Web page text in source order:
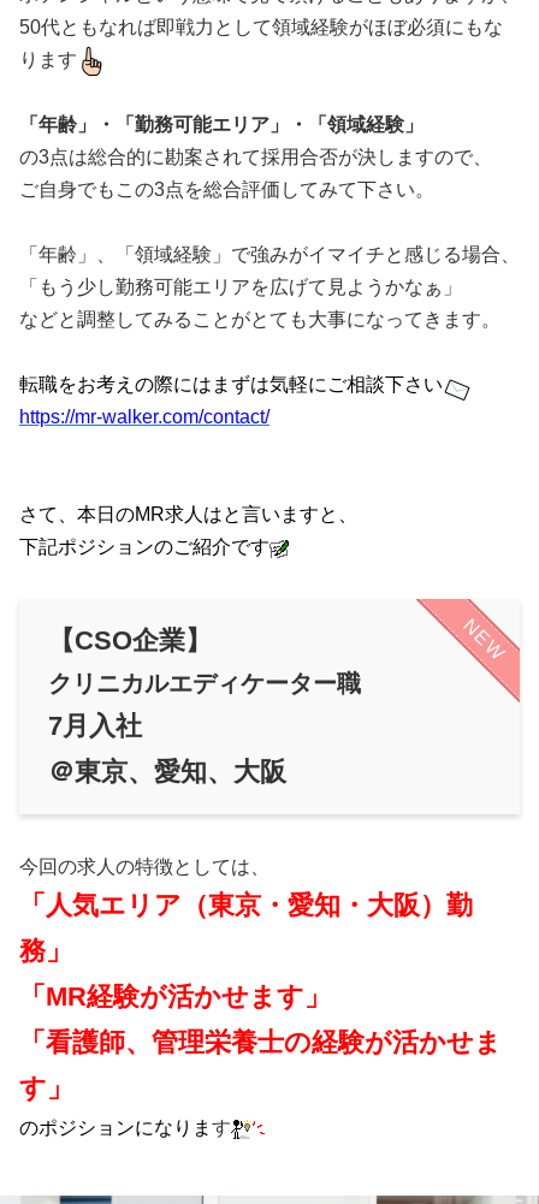
50代ともなれば即戦力として領域経験がほぼ必須にもな
ります
「年齢」・「勤務可能エリア」・「領域経験」
の3点は総合的に勘案されて採用合否が決しますので、
ご自身でもこの3点を総合評価してみて下さい。
「年齢」、「領域経験」で強みがイマイチと感じる場合、
「もう少し勤務可能エリアを広げて見ようかなぁ」
などと調整してみることがとても大事になってきます。
転職をお考えの際にはまずは気軽にご相談下さい
https://mr-walker.com/contact/
さて、本日のMR求人はと言いますと、
下記ポジションのご紹介です
NEW
【CSO企業】
クリニカルエディケーター職
7月入社
＠東京、愛知、大阪
今回の求人の特徴としては、
「人気エリア（東京・愛知・大阪）勤
務」
「MR経験が活かせます」
「看護師、管理栄養士の経験が活かせま
す」
のポジションになりま す